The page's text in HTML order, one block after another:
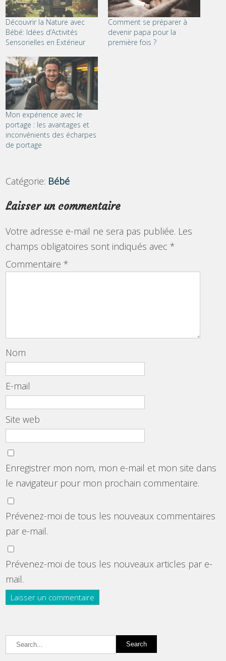
Découvrir la Nature avec
Bébé: Idées d’Activités
Sensorielles en Extérieur
Comment se préparer à
devenir papa pour la
première fois ?
Mon expérience avec le
portage : les avantages et
inconvénients des écharpes
de portage
Catégorie: Bébé
Laisser un commentaire
Votre adresse e-mail ne sera pas publiée. Les
champs obligatoires sont indiqués avec*
Commentaire*
Nom
E-mail
Site web
Enregistrer mon nom, mon e-mail et mon site dans
le navigateur pour mon prochain commentaire.
Prévenez-moi de tous les nouveaux commentaires
par e-mail.
Prévenez-moi de tous les nouveaux articles par e-
mail.